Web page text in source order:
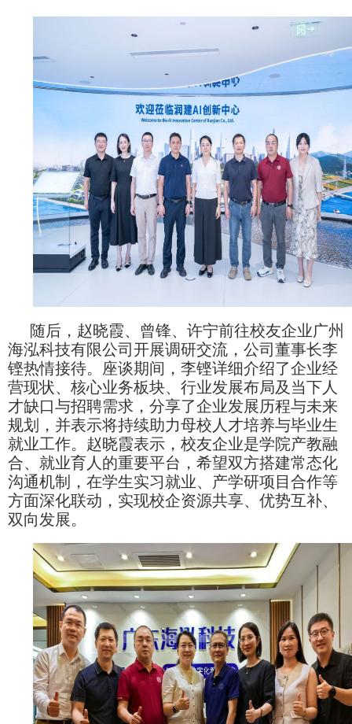
随后，赵晓霞、曾锋、许宁前往校友企业广州
海泓科技有限公司开展调研交流，公司董事长李
铿热情接待。座谈期间，李铿详细介绍了企业经
营现状、核心业务板块、行业发展布局及当下人
才缺口与招聘需求，分享了企业发展历程与未来
规划，并表示将持续助力母校人才培养与毕业生
就业工作。赵晓霞表示，校友企业是学院产教融
合、就业育人的重要平台，希望双方搭建常态化
沟通机制，在学生实习就业、产学研项目合作等
方面深化联动，实现校企资源共享、优势互补、
双向发展。